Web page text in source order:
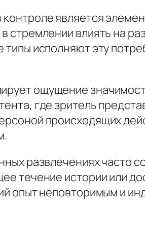
является
стремлении влиять на
типы исполняют эту
ощущение
где зритель
происходящих
развлечениях
течение истории или
опыт неповторимым и